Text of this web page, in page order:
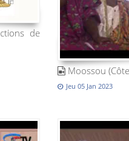
de
Moossou
Jeu 05 Jan 2023